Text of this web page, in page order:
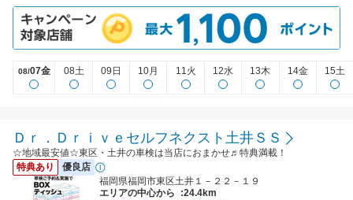
08/07金 08土 09日 10月 11火 12水 13木 14金 15土
Ｄｒ．Ｄｒｉｖｅセルフネクスト土井ＳＳ
☆地域最安値☆東区・土井の車検は当店におまかせ♬特典満載！
特典あり
優良店
福岡県福岡市東区土井１－２２－１９
エリアの中心から
:24.4km